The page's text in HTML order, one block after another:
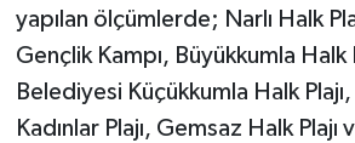
yapılan ölçümlerde; Narlı Halk
Gençlik Kampı, Büyükkumla Halk
Belediyesi Küçükkumla Halk
Kadınlar Plajı, Gemsaz Halk Plajı